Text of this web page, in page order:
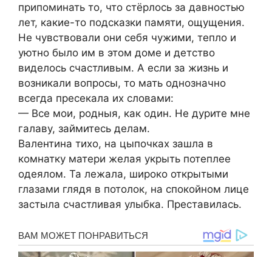
припоминать то, что стёрлось за давностью
лет, какие-то подсказки памяти, ощущения.
Не чувствовали они себя чужими, тепло и
уютно было им в этом доме и детство
виделось счастливым. А если за жизнь и
возникали вопросы, то мать однозначно
всегда пресекала их словами:
— Все мои, родныя, как один. Не дурите мне
галаву, займитесь делам.
Валентина тихо, на цыпочках зашла в
комнатку матери желая укрыть потеплее
одеялом. Та лежала, широко открытыми
глазами глядя в потолок, на спокойном лице
застыла счастливая улыбка. Преставилась.